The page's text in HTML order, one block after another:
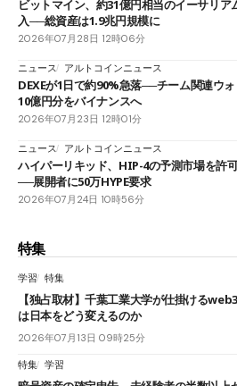
ビットマイン、約31億円相当のイーサリア
入──総資産は1.9兆円規模に
2026年07月28日 12時06分
ニュース アルトコインニュース
DEXEが1日で約90%急落──チーム関連ウ
10億円分をバイナンスへ
2026年07月23日 12時01分
ニュース アルトコインニュース
ハイパーリキッド、HIP-4の予測市場を許
──展開者に50万HYPE要求
2026年07月24日 10時56分
特集
学習 特集
【独占取材】千葉工業大学が仕掛ける
は日本をどう変えるのか
2026年07月13日 09時25分
特集 学習